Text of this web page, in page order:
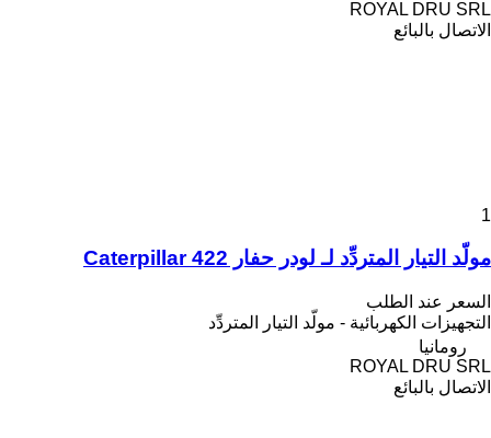
ROYAL DRU SRL
الاتصال بالبائع
1
مولّد التيار المتردِّد لـ لودر حفار Caterpillar 422
السعر عند الطلب
التجهيزات الكهربائية - مولّد التيار المتردِّد
رومانيا
ROYAL DRU SRL
الاتصال بالبائع